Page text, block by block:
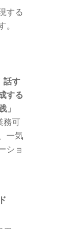
する
話す
する
」
務可
一気
ショ